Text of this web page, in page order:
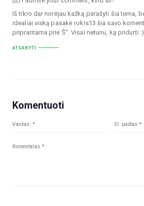
Iš tikro dar norėjau kažką parašyti šia tema,
idealiai viską pasakė rokis13 šia savo
priprantama prie Š“. Visai neturiu, ką pridurti :).
ATSAKYTI
Komentuoti